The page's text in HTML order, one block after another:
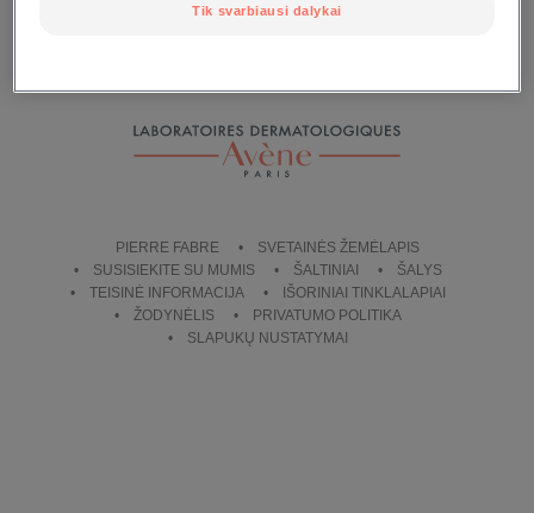
PIERRE FABRE
SVETAINĖS ŽEMĖLAPIS
SUSISIEKITE SU MUMIS
ŠALTINIAI
ŠALYS
TEISINĖ INFORMACIJA
IŠORINIAI TINKLALAPIAI
ŽODYNĖLIS
PRIVATUMO POLITIKA
SLAPUKŲ NUSTATYMAI
Tik svarbiausi dalykai